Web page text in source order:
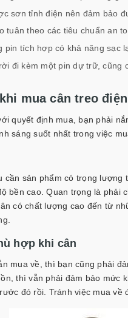
sơn tỉnh điện nên đảm bảo
tuân theo các tiêu chuẩn an
pin tích hợp có khả năng sạc
đi kèm một pin dự trữ, cũng
mua cân treo
quyết định mua, bạn phải
sáng suốt nhất trong việc
cần sản phẩm có trọng
bền cao. Quan trọng là phải
có chất lượng cao đến từ
hợp khi cân
mua về, thì bạn cũng phải
thì vẫn phải đảm bảo mức
đó rồi. Tránh việc mua về